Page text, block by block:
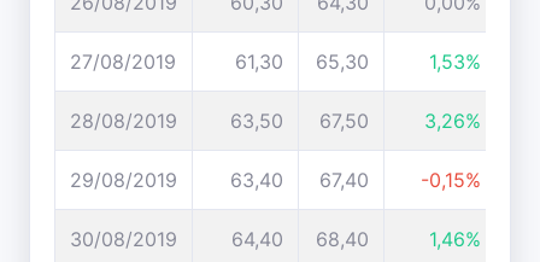
27/08/2019 61,30 65,30 1,53%
28/08/2019 63,50 67,50 3,26%
29/08/2019 63,40 67,40 -0,15%
30/08/2019 64,40 68,40 1,46%